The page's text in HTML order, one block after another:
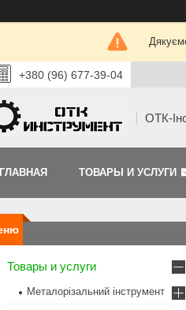
+380 (96) 677-39-04
ОТК-
ГЛАВНАЯ ТОВАРЫ И УСЛУГИ
Товары и услуги
Металорізальний інструмент